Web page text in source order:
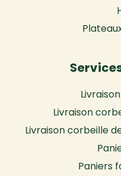
Livraison
Livraison corbeille
Paniers